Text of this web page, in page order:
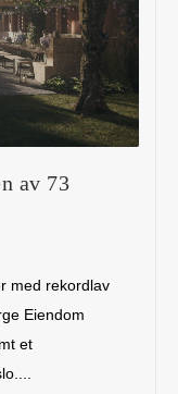
av 73
med rekordlav
Eiendom
et